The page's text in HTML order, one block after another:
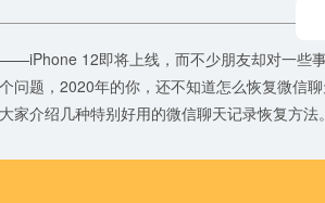
12即将上线，而不少朋友却对一些
问题，2020年的你，还不知道怎么恢复微信
介绍几种特别好用的微信聊天记录恢复方法。